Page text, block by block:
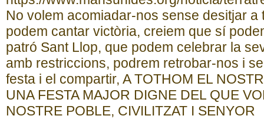
No volem acomiadar-nos sense desitjar a
podem cantar victòria, creiem que sí
patró Sant Llop, que podem celebrar la
amb restriccions, podrem retrobar-nos i
festa i el compartir, A TOTHOM EL
UNA FESTA MAJOR DIGNE DEL QUE
NOSTRE POBLE, CIVILITZAT I SENYOR